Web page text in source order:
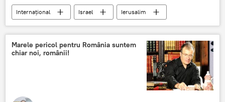
Internaţional Israel
Ierusalim
Liviu Dragnea
capitala
ambasada
SUA au recunoscut Ierusalimul drept capitală a Israelului
România
Marele pericol pentru România suntem
chiar noi, românii!